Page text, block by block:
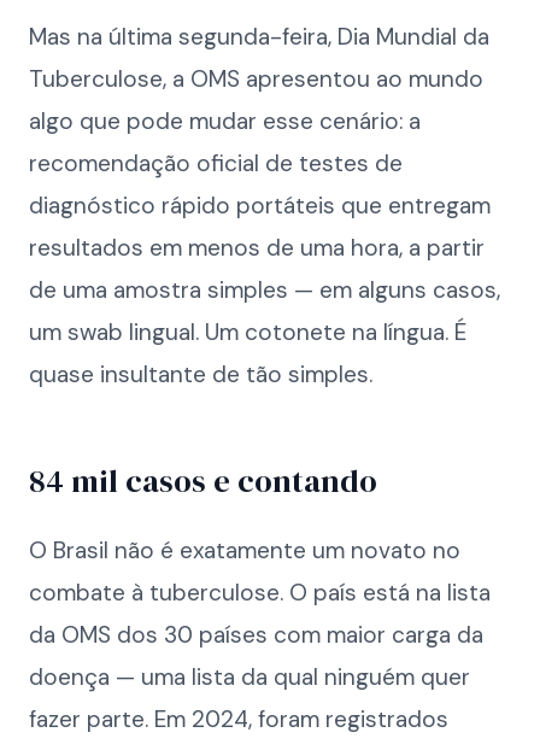
Mas na última segunda-feira, Dia Mundial da
Tuberculose, a OMS apresentou ao mundo
algo que pode mudar esse cenário: a
recomendação oficial de testes de
diagnóstico rápido portáteis que entregam
resultados em menos de uma hora, a partir
de uma amostra simples — em alguns casos,
um swab lingual. Um cotonete na língua. É
quase insultante de tão simples.
84 mil casos e contando
O Brasil não é exatamente um novato no
combate à tuberculose. O país está na lista
da OMS dos 30 países com maior carga da
doença — uma lista da qual ninguém quer
fazer parte. Em 2024, foram registrados